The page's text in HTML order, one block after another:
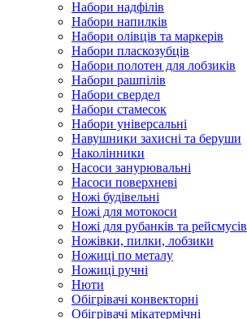
Набори надфілів
Набори напилків
Набори олівців та маркерів
Набори пласкозубців
Набори полотен для лобзиків
Набори рашпілів
Набори свердел
Набори стамесок
Набори універсальні
Навушники захисні та беруши
Наколінники
Насоси занурювальні
Насоси поверхневі
Ножі будівельні
Ножі для мотокоси
Ножі для рубанків та рейсмусів
Ножівки, пилки, лобзики
Ножиці по металу
Ножиці ручні
Нюти
Обігрівачі конвекторні
Обігрівачі мікатермічні